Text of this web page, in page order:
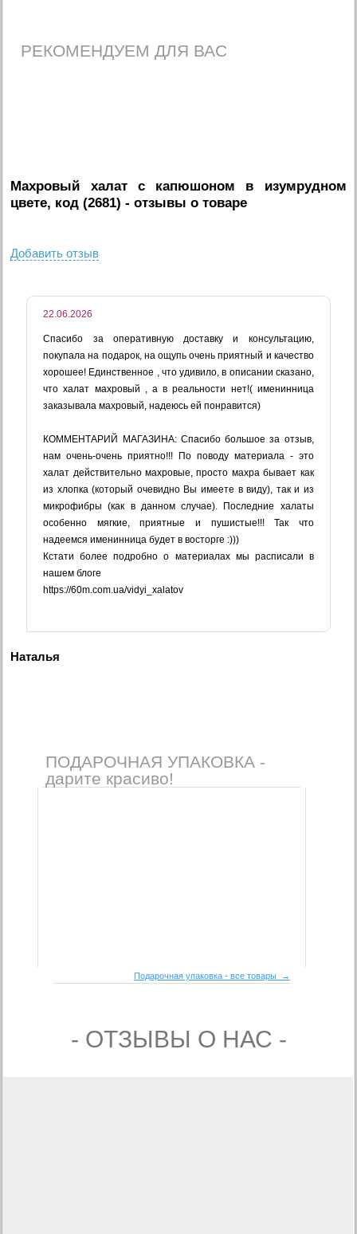
РЕКОМЕНДУЕМ ДЛЯ ВАС
Махровый халат с капюшоном в изумрудном
цвете, код (2681) - отзывы о товаре
Добавить отзыв
22.06.2026
Спасибо за оперативную доставку и консультацию,
покупала на подарок, на ощупь очень приятный и качество
хорошее! Единственное , что удивило, в описании сказано,
что халат махровый , а в реальности нет!( именинница
заказывала махровый, надеюсь ей понравится)
КОММЕНТАРИЙ МАГАЗИНА: Спасибо большое за отзыв,
нам очень-очень приятно!!! По поводу материала - это
халат действительно махровые, просто махра бывает как
из хлопка (который очевидно Вы имеете в виду), так и из
микрофибры (как в данном случае). Последние халаты
особенно мягкие, приятные и пушистые!!! Так что
надеемся именинница будет в восторге :)))
Кстати более подробно о материалах мы расписали в
нашем блоге
https://60m.com.ua/vidyi_xalatov
Наталья
ПОДАРОЧНАЯ УПАКОВКА -
дарите красиво!
Подарочная упаковка - все товары →
- ОТЗЫВЫ О НАС -